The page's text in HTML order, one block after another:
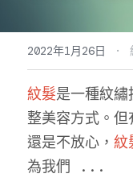
聯絡我們
2022年1月26日 ·
紋髮是一種紋
整美容方式。
還是不放心， 紋
為我們 ...